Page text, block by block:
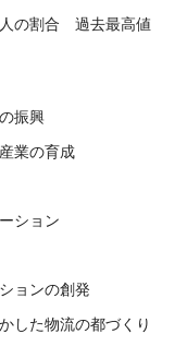
の割合 過去最高値
振興
業の育成
ション
ョンの創発
した物流の都づくり